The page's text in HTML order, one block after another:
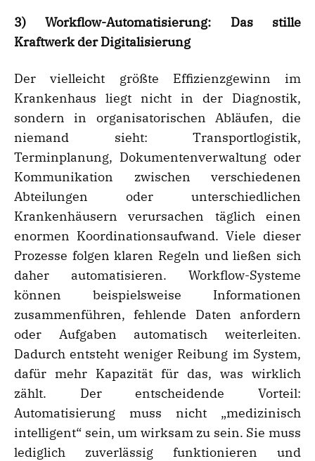
3) Workflow-Automatisierung: Das stille
Kraftwerk der Digitalisierung
Der vielleicht größte Effizienzgewinn im
Krankenhaus liegt nicht in der Diagnostik,
sondern in organisatorischen Abläufen, die
niemand sieht: Transportlogistik,
Terminplanung, Dokumentenverwaltung oder
Kommunikation zwischen verschiedenen
Abteilungen oder unterschiedlichen
Krankenhäusern verursachen täglich einen
enormen Koordinationsaufwand. Viele dieser
Prozesse folgen klaren Regeln und ließen sich
daher automatisieren. Workflow-Systeme
können beispielsweise Informationen
zusammenführen, fehlende Daten anfordern
oder Aufgaben automatisch weiterleiten.
Dadurch entsteht weniger Reibung im System,
dafür mehr Kapazität für das, was wirklich
zählt. Der entscheidende Vorteil:
Automatisierung muss nicht „medizinisch
intelligent“ sein, um wirksam zu sein. Sie muss
lediglich zuverlässig funktionieren und